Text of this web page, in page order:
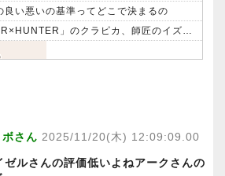
良い悪いの基準ってどこで決まるの
【悲報】「HUNTER×HUNTER」のクラピカ、師匠のイズナビに対する態度が本当に酷い！！
さん 2025/11/20(木) 12:09:09.00
ゼルさんの評価低いよねアークさんの